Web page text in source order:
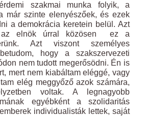
szakmai munka folyik, a
már szinte elenyészőek, és ezek
a demokrácia keretein belül. Azt
az elnök úrral közösen ez a
Azt viszont személyes
hogy a szakszervezeti
nem tudott megerősödni. Én is
mert nem kiabáltam eléggé, vagy
elég meggyőző azok számára,
voltak. A legnagyobb
egyébként a szolidaritás
individualisták lettek, saját